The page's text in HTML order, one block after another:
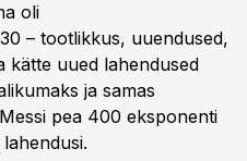
oli
– tootlikkus, uuendused,
kätte uued lahendused
ja samas
pea 400 eksponenti